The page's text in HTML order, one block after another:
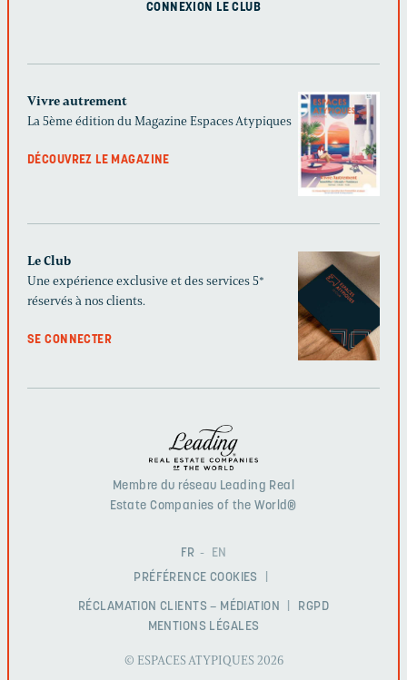
CONNEXION LE CLUB
Vivre autrement
La 5ème édition du Magazine Espaces Atypiques
DÉCOUVREZ LE MAGAZINE
Le Club
Une expérience exclusive et des services 5*
réservés à nos clients.
SE CONNECTER
Membre du réseau Leading Real
Estate Companies of the World®
FR
EN
PRÉFÉRENCE COOKIES
RÉCLAMATION CLIENTS – MÉDIATION
RGPD
MENTIONS LÉGALES
© ESPACES ATYPIQUES 2026